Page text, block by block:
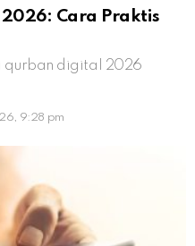
Cara Praktis
qurban digital 2026
9:28 pm